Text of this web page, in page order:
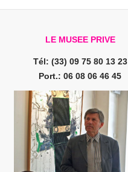
LE MUSEE PRIVE
Tél: (33) 09 75 80 13 23
Port.: 06 08 06 46 45